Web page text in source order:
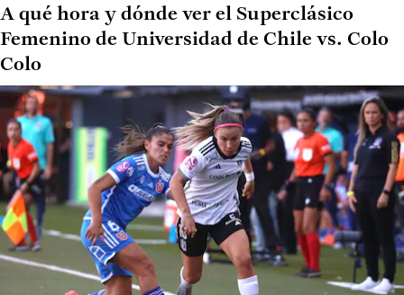
A qué hora y dónde ver el Superclásico
Femenino de Universidad de Chile vs. Colo
Colo